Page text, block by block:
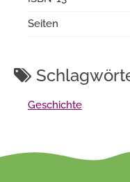
Seiten
Geschichte